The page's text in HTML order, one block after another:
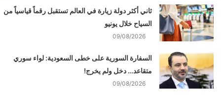
ثاني أكثر دولة زيارة في العالم تستقبل رقماً قياسياً من
السياح خلال يونيو
09/08/2026
السفارة السورية على خطى السعودية: لواء سوري
متقاعد… دخل ولم يخرج!
09/08/2026